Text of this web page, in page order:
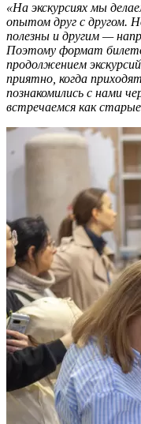
«На экскурсиях мы
опытом друг с другом.
полезны и другим —
Поэтому формат
продолжением
приятно, когда
познакомились с нами
встречаемся как